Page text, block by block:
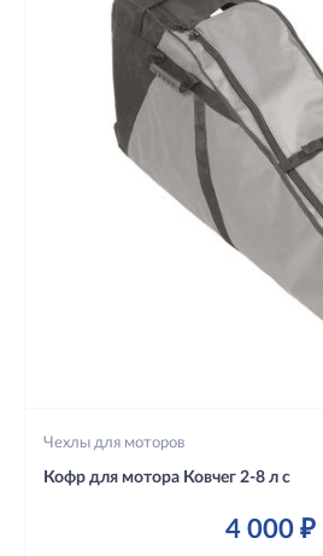
Чехлы для моторов
Кофр для мотора Ковчег 2-8 л с
4 000 ₽